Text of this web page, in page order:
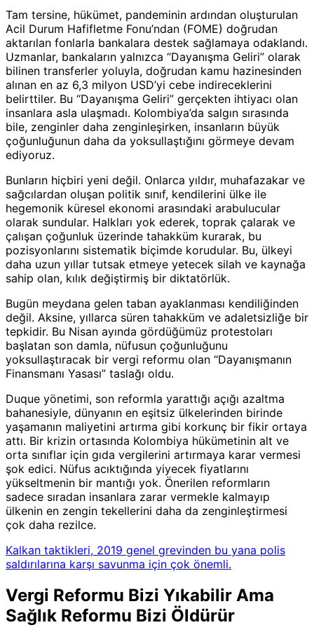
Tam tersine, hükümet, pandeminin ardından oluşturulan
Acil Durum Hafifletme Fonu’ndan (FOME) doğrudan
aktarılan fonlarla bankalara destek sağlamaya odaklandı.
Uzmanlar, bankaların yalnızca “Dayanışma Geliri” olarak
bilinen transferler yoluyla, doğrudan kamu hazinesinden
alınan en az 6,3 milyon USD’yi cebe indireceklerini
belirttiler. Bu “Dayanışma Geliri” gerçekten ihtiyacı olan
insanlara asla ulaşmadı. Kolombiya’da salgın sırasında
bile, zenginler daha zenginleşirken, insanların büyük
çoğunluğunun daha da yoksullaştığını görmeye devam
ediyoruz.
Bunların hiçbiri yeni değil. Onlarca yıldır, muhafazakar ve
sağcılardan oluşan politik sınıf, kendilerini ülke ile
hegemonik küresel ekonomi arasındaki arabulucular
olarak sundular. Halkları yok ederek, toprak çalarak ve
çalışan çoğunluk üzerinde tahakküm kurarak, bu
pozisyonlarını sistematik biçimde korudular. Bu, ülkeyi
daha uzun yıllar tutsak etmeye yetecek silah ve kaynağa
sahip olan, kılık değiştirmiş bir diktatörlük.
Bugün meydana gelen taban ayaklanması kendiliğinden
değil. Aksine, yıllarca süren tahakküm ve adaletsizliğe bir
tepkidir. Bu Nisan ayında gördüğümüz protestoları
başlatan son damla, nüfusun çoğunluğunu
yoksullaştıracak bir vergi reformu olan “Dayanışmanın
Finansmanı Yasası” taslağı oldu.
Duque yönetimi, son reformla yarattığı açığı azaltma
bahanesiyle, dünyanın en eşitsiz ülkelerinden birinde
yaşamanın maliyetini artırma gibi korkunç bir fikir ortaya
attı. Bir krizin ortasında Kolombiya hükümetinin alt ve
orta sınıflar için gıda vergilerini artırmaya karar vermesi
şok edici. Nüfus acıktığında yiyecek fiyatlarını
yükseltmenin bir mantığı yok. Önerilen reformların
sadece sıradan insanlara zarar vermekle kalmayıp
ülkenin en zengin tekellerini daha da zenginleştirmesi
çok daha rezilce.
Kalkan taktikleri, 2019 genel grevinden bu yana polis
saldırılarına karşı savunma için çok önemli.
Vergi Reformu Bizi Yıkabilir Ama
Sağlık Reformu Bizi Öldürür